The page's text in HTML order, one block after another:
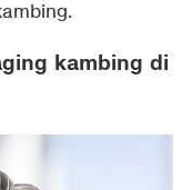
kambing di